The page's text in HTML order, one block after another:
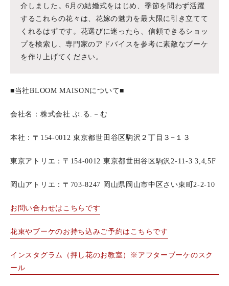
介しました。6月の結婚式をはじめ、季節を問わず活躍
するこれらの花々は、花嫁の魅力を最大限に引き立てて
くれるはずです。花選びに迷ったら、信頼できるショッ
プを検索し、専門家のアドバイスを参考に素敵なブーケ
を作り上げてください。
■当社BLOOM MAISONについて■
会社名：株式会社 ぶ.る.－む
本社：〒154-0012 東京都世田谷区駒沢２丁目３−１３
東京アトリエ：〒154-0012 東京都世田谷区駒沢2-11-3 3,4,5F
岡山アトリエ：〒703-8247 岡山県岡山市中区さい東町2-2-10
お問い合わせはこちらです
花束やブーケのお持ち込みご予約はこちらです
インスタグラム（押し花のお教室）※アフターブーケのスク
ール